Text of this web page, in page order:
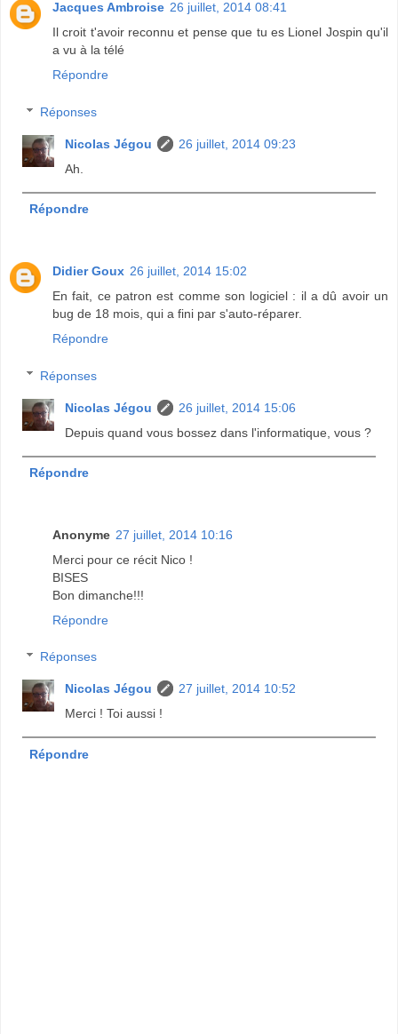
Jacques Ambroise 26 juillet, 2014 08:41
Il croit t'avoir reconnu et pense que tu es Lionel Jospin qu'il
a vu à la télé
Répondre
Réponses
Nicolas Jégou
26 juillet, 2014 09:23
Ah.
Répondre
Didier Goux 26 juillet, 2014 15:02
En fait, ce patron est comme son logiciel : il a dû avoir un
bug de 18 mois, qui a fini par s'auto-réparer.
Répondre
Réponses
Nicolas Jégou
26 juillet, 2014 15:06
Depuis quand vous bossez dans l'informatique, vous ?
Répondre
Anonyme 27 juillet, 2014 10:16
Merci pour ce récit Nico !
BISES
Bon dimanche!!!
Répondre
Réponses
Nicolas Jégou
27 juillet, 2014 10:52
Merci ! Toi aussi !
Répondre